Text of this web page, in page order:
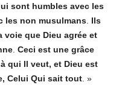
sont humbles avec les
les non musulmans Ils
que Dieu agrée et
Ceci est une grâce
qui Il veut, et Dieu est
Celui Qui sait tout . »